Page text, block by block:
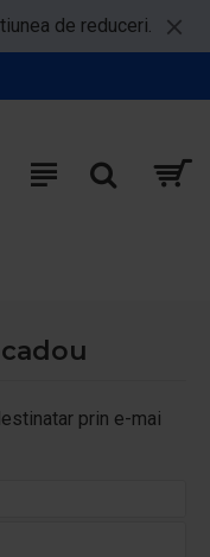
de reduceri.
prin e-mai